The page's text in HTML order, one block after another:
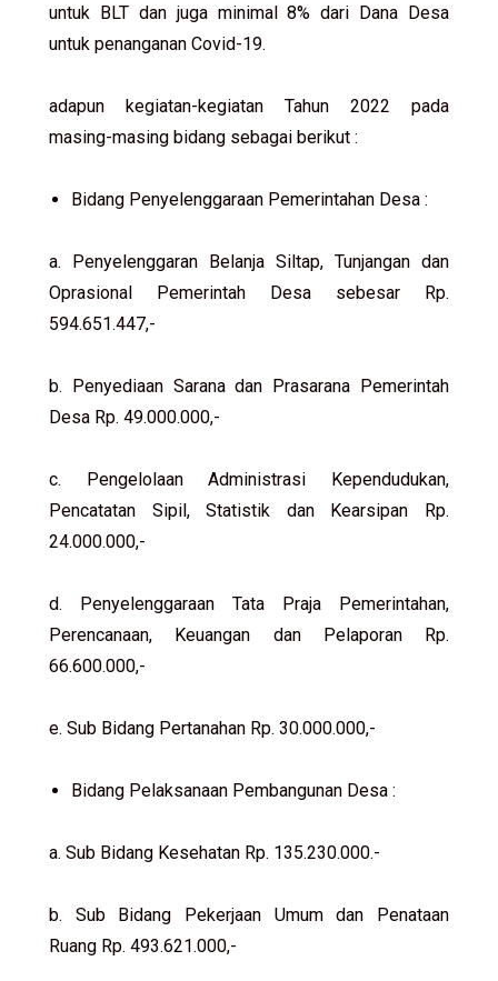
untuk BLT dan juga minimal 8% dari Dana Desa
untuk penanganan Covid-19.
adapun kegiatan-kegiatan Tahun 2022 pada
masing-masing bidang sebagai berikut :
Bidang Penyelenggaraan Pemerintahan Desa :
a. Penyelenggaran Belanja Siltap, Tunjangan dan
Oprasional Pemerintah Desa sebesar Rp.
594.651.447,-
b. Penyediaan Sarana dan Prasarana Pemerintah
Desa Rp. 49.000.000,-
c. Pengelolaan Administrasi Kependudukan,
Pencatatan Sipil, Statistik dan Kearsipan Rp.
24.000.000,-
d. Penyelenggaraan Tata Praja Pemerintahan,
Perencanaan, Keuangan dan Pelaporan Rp.
66.600.000,-
e. Sub Bidang Pertanahan Rp. 30.000.000,-
Bidang Pelaksanaan Pembangunan Desa :
a. Sub Bidang Kesehatan Rp. 135.230.000.-
b. Sub Bidang Pekerjaan Umum dan Penataan
Ruang Rp. 493.621.000,-